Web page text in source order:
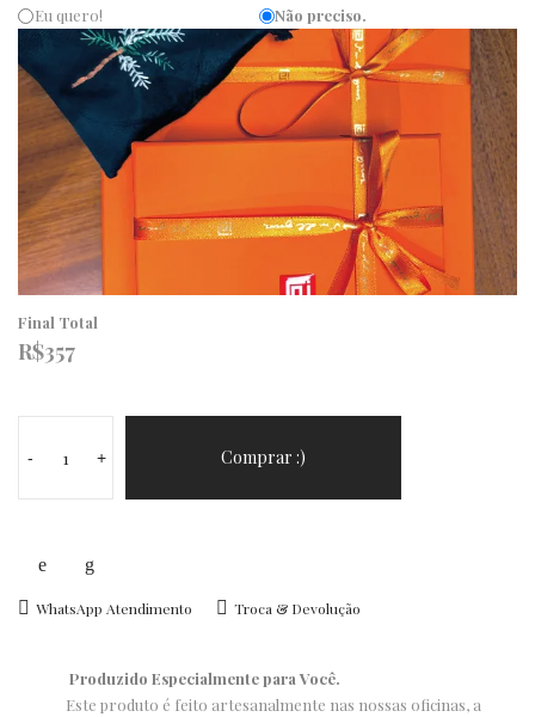
Eu quero!
Não preciso.
Final Total
R$357
-Porta-
Whisky
Manuscrito
+ Comprar :)
WhatsApp Atendimento Troca & Devolução
Produzido Especialmente para Você.
Este produto é feito artesanalmente nas nossas oficinas, a